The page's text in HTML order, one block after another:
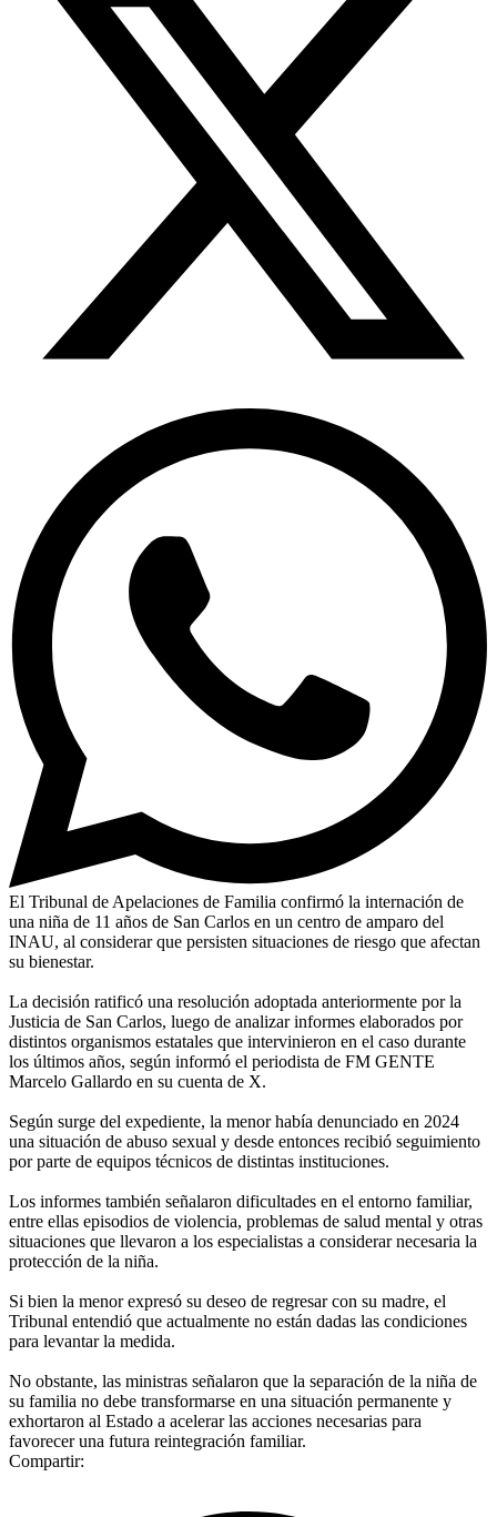
El Tribunal de Apelaciones de Familia confirmó la internación de
una niña de 11 años de San Carlos en un centro de amparo del
INAU, al considerar que persisten situaciones de riesgo que afectan
su bienestar.
La decisión ratificó una resolución adoptada anteriormente por la
Justicia de San Carlos, luego de analizar informes elaborados por
distintos organismos estatales que intervinieron en el caso durante
los últimos años, según informó el periodista de FM GENTE
Marcelo Gallardo en su cuenta de X.
Según surge del expediente, la menor había denunciado en 2024
una situación de abuso sexual y desde entonces recibió seguimiento
por parte de equipos técnicos de distintas instituciones.
Los informes también señalaron dificultades en el entorno familiar,
entre ellas episodios de violencia, problemas de salud mental y otras
situaciones que llevaron a los especialistas a considerar necesaria la
protección de la niña.
Si bien la menor expresó su deseo de regresar con su madre, el
Tribunal entendió que actualmente no están dadas las condiciones
para levantar la medida.
No obstante, las ministras señalaron que la separación de la niña de
su familia no debe transformarse en una situación permanente y
exhortaron al Estado a acelerar las acciones necesarias para
favorecer una futura reintegración familiar.
Compartir: